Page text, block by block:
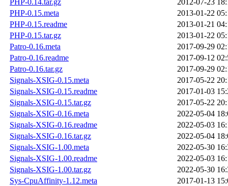
PHP-0.14.tar.gz
2012-07-23
PHP-0.15.meta
2013-01-22
PHP-0.15.readme
2013-01-21
PHP-0.15.tar.gz
2013-01-22
Patro-0.16.meta
2017-09-29
Patro-0.16.readme
2017-09-12
Patro-0.16.tar.gz
2017-09-29
Signals-XSIG-0.15.meta
2017-05-22
Signals-XSIG-0.15.readme
2017-01-03
Signals-XSIG-0.15.tar.gz
2017-05-22
Signals-XSIG-0.16.meta
2022-05-04
Signals-XSIG-0.16.readme
2022-05-03
Signals-XSIG-0.16.tar.gz
2022-05-04
Signals-XSIG-1.00.meta
2022-05-30
Signals-XSIG-1.00.readme
2022-05-03
Signals-XSIG-1.00.tar.gz
2022-05-30
Sys-CpuAffinity-1.12.meta
2017-01-13